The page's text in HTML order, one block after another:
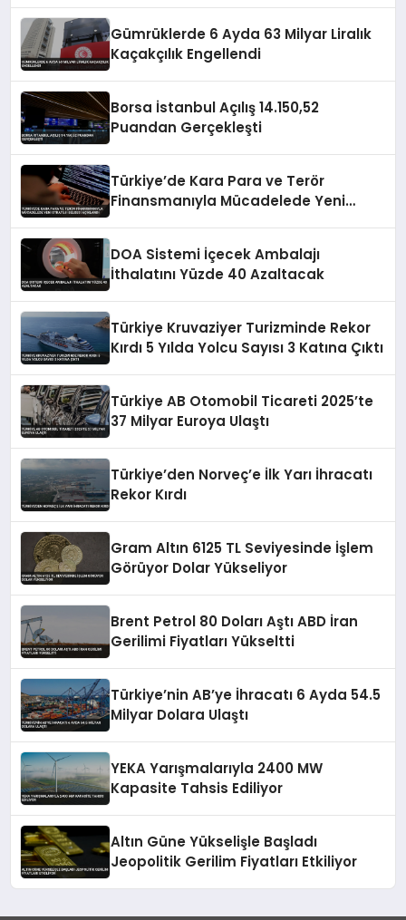
Gümrüklerde 6 Ayda 63 Milyar Liralık
Kaçakçılık Engellendi
Borsa İstanbul Açılış 14.150,52
Puandan Gerçekleşti
Türkiye’de Kara Para ve Terör
Finansmanıyla Mücadelede Yeni
DOA Sistemi İçecek Ambalajı
İthalatını Yüzde 40 Azaltacak
Türkiye Kruvaziyer Turizminde Rekor
Kırdı 5 Yılda Yolcu Sayısı 3 Katına Çıktı
Türkiye AB Otomobil Ticareti 2025’te
37 Milyar Euroya Ulaştı
Türkiye’den Norveç’e İlk Yarı İhracatı
Rekor Kırdı
Gram Altın 6125 TL Seviyesinde İşlem
Görüyor Dolar Yükseliyor
Brent Petrol 80 Doları Aştı ABD İran
Gerilimi Fiyatları Yükseltti
Türkiye’nin AB’ye İhracatı 6 Ayda 54.5
Milyar Dolara Ulaştı
YEKA Yarışmalarıyla 2400 MW
Kapasite Tahsis Ediliyor
Altın Güne Yükselişle Başladı
Jeopolitik Gerilim Fiyatları Etkiliyor